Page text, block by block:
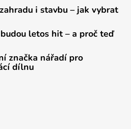
i stavbu – jak vybrat
letos hit – a proč teď
značka nářadí pro
dílnu